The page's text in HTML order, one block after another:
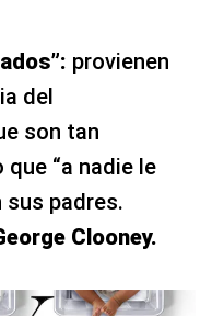
provienen
del
son tan
“a nadie le
sus padres.
Clooney.